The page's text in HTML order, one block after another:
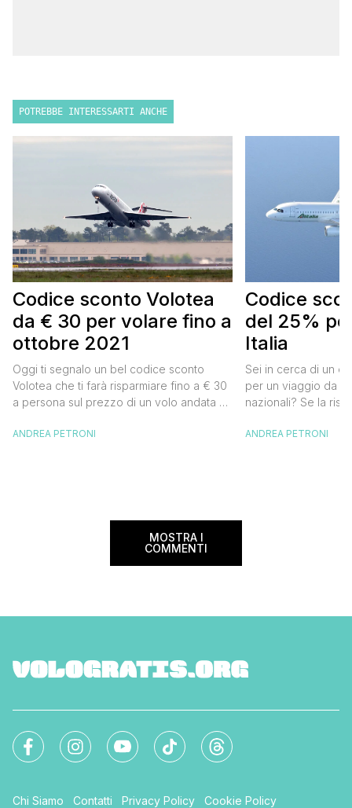
POTREBBE INTERESSARTI ANCHE
Codice sconto Volotea
da € 30 per volare fino a
ottobre 2021
Oggi ti segnalo un bel codice sconto
Volotea che ti farà risparmiare fino a € 30
a persona sul prezzo di un volo andata e
15 a tratta, che diventano € 30 su un volo
ANDREA PETRONI
Codice
del 25%
Italia
Sei in cerca di un
per un viaggio da
nazionali? Se la
Alitalia per l’Italia.
ANDREA PETRONI
MOSTRA I
COMMENTI
Chi Siamo Contatti Privacy Policy Cookie Policy